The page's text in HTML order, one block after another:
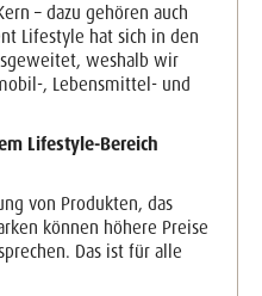
– dazu gehören auch
Lifestyle hat sich in den
weshalb wir
, Lebensmittel- und
Lifestyle-Bereich
von Produkten, das
können höhere Preise
Das ist für alle